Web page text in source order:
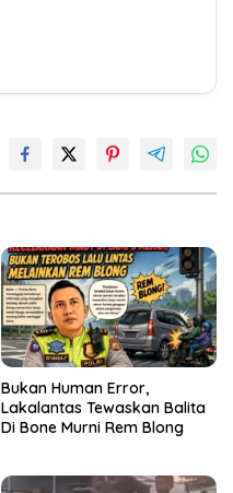
Bukan Human Error,
Lakalantas Tewaskan Balita
Di Bone Murni Rem Blong